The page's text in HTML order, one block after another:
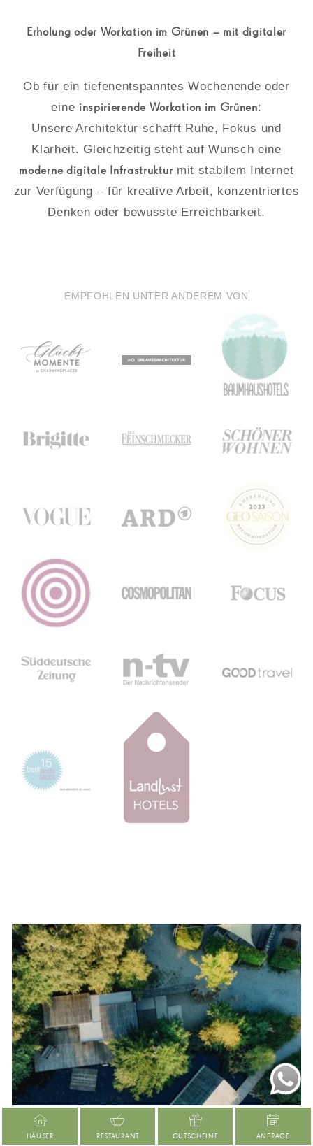
Erholung oder Workation im Grünen – mit digitaler
Freiheit
Ob für ein tiefenentspanntes Wochenende oder
eine inspirierende Workation im Grünen:
Unsere Architektur schafft Ruhe, Fokus und
Klarheit. Gleichzeitig steht auf Wunsch eine
moderne digitale Infrastruktur mit stabilem Internet
zur Verfügung – für kreative Arbeit, konzentriertes
Denken oder bewusste Erreichbarkeit.
EMPFOHLEN UNTER ANDEREM VON
HÄUSER RESTAURANT GUTSCHEINE ANFRAGE